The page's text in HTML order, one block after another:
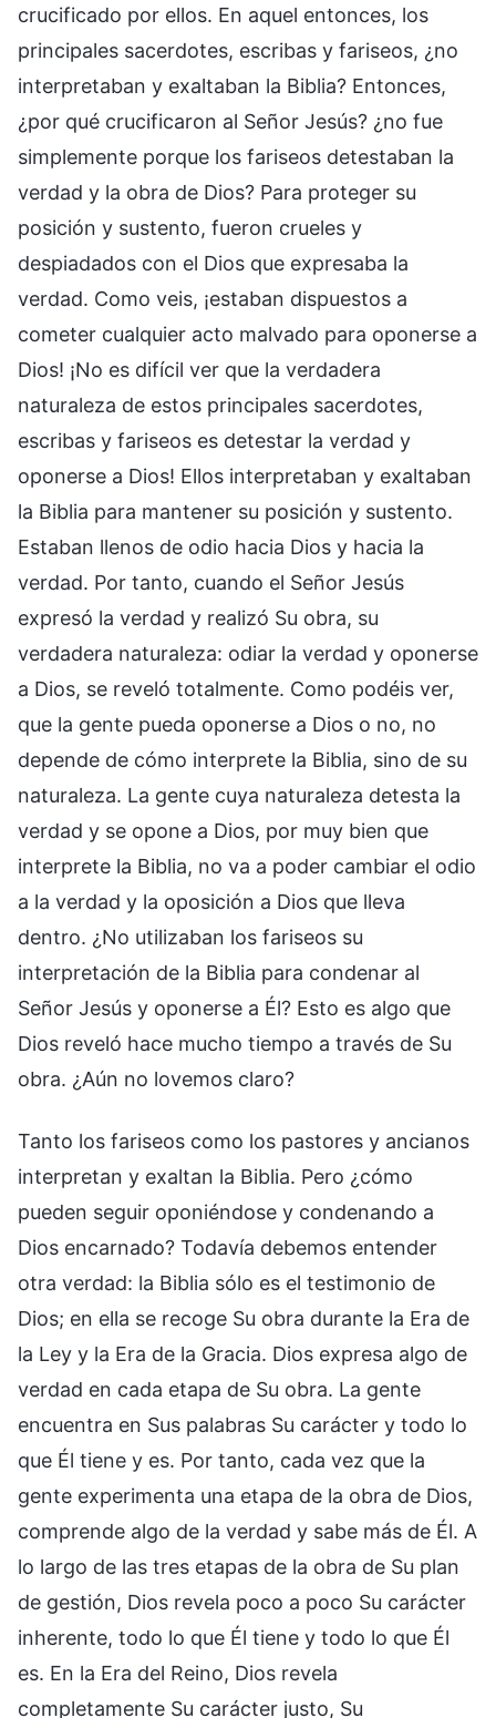
crucificado por ellos. En aquel entonces, los
principales sacerdotes, escribas y fariseos, ¿no
interpretaban y exaltaban la Biblia? Entonces,
¿por qué crucificaron al Señor Jesús? ¿no fue
simplemente porque los fariseos detestaban la
verdad y la obra de Dios? Para proteger su
posición y sustento, fueron crueles y
despiadados con el Dios que expresaba la
verdad. Como veis, ¡estaban dispuestos a
cometer cualquier acto malvado para oponerse a
Dios! ¡No es difícil ver que la verdadera
naturaleza de estos principales sacerdotes,
escribas y fariseos es detestar la verdad y
oponerse a Dios! Ellos interpretaban y exaltaban
la Biblia para mantener su posición y sustento.
Estaban llenos de odio hacia Dios y hacia la
verdad. Por tanto, cuando el Señor Jesús
expresó la verdad y realizó Su obra, su
verdadera naturaleza: odiar la verdad y oponerse
a Dios, se reveló totalmente. Como podéis ver,
que la gente pueda oponerse a Dios o no, no
depende de cómo interprete la Biblia, sino de su
naturaleza. La gente cuya naturaleza detesta la
verdad y se opone a Dios, por muy bien que
interprete la Biblia, no va a poder cambiar el odio
a la verdad y la oposición a Dios que lleva
dentro. ¿No utilizaban los fariseos su
interpretación de la Biblia para condenar al
Señor Jesús y oponerse a Él? Esto es algo que
Dios reveló hace mucho tiempo a través de Su
obra. ¿Aún no lovemos claro?
Tanto los fariseos como los pastores y ancianos
interpretan y exaltan la Biblia. Pero ¿cómo
pueden seguir oponiéndose y condenando a
Dios encarnado? Todavía debemos entender
otra verdad: la Biblia sólo es el testimonio de
Dios; en ella se recoge Su obra durante la Era de
la Ley y la Era de la Gracia. Dios expresa algo de
verdad en cada etapa de Su obra. La gente
encuentra en Sus palabras Su carácter y todo lo
que Él tiene y es. Por tanto, cada vez que la
gente experimenta una etapa de la obra de Dios,
comprende algo de la verdad y sabe más de Él. A
lo largo de las tres etapas de la obra de Su plan
de gestión, Dios revela poco a poco Su carácter
inherente, todo lo que Él tiene y todo lo que Él
es. En la Era del Reino, Dios revela
completamente Su carácter justo, Su